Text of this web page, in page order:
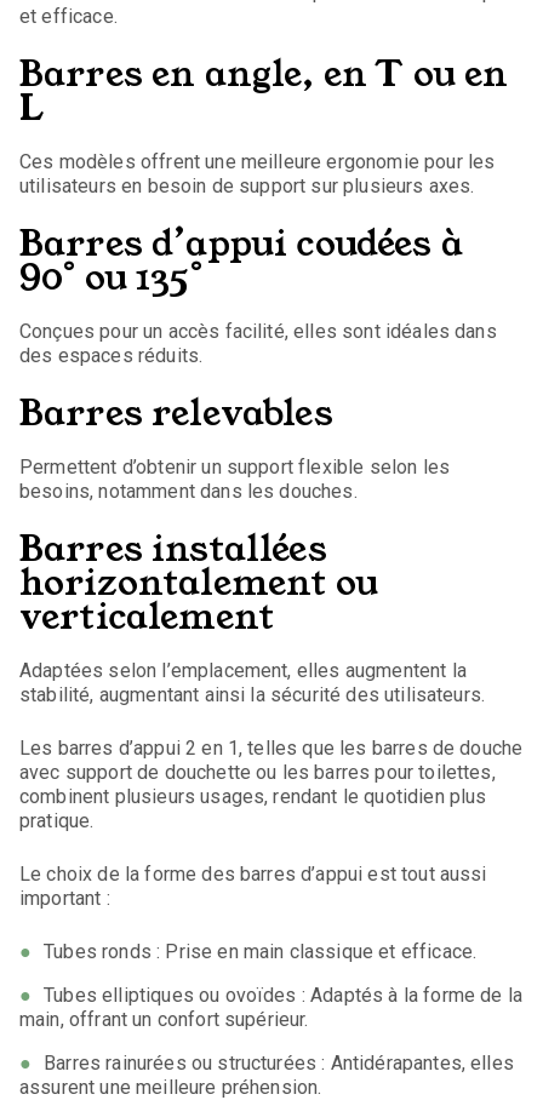
et efficace.
Barres en angle, en T ou en
L
Ces modèles offrent une meilleure ergonomie pour les
utilisateurs en besoin de support sur plusieurs axes.
Barres d’appui coudées à
90° ou 135°
Conçues pour un accès facilité, elles sont idéales dans
des espaces réduits.
Barres relevables
Permettent d’obtenir un support flexible selon les
besoins, notamment dans les douches.
Barres installées
horizontalement ou
verticalement
Adaptées selon l’emplacement, elles augmentent la
stabilité, augmentant ainsi la sécurité des utilisateurs.
Les barres d’appui 2 en 1, telles que les barres de douche
avec support de douchette ou les barres pour toilettes,
combinent plusieurs usages, rendant le quotidien plus
pratique.
Le choix de la forme des barres d’appui est tout aussi
important :
Tubes ronds : Prise en main classique et efficace.
Tubes elliptiques ou ovoïdes : Adaptés à la forme de la
main, offrant un confort supérieur.
Barres rainurées ou structurées : Antidérapantes, elles
assurent une meilleure préhension.